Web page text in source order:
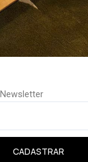
CADASTRAR